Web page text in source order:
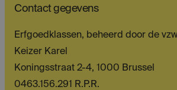
Contact gegevens
Erfgoedklassen, beheerd door de
Keizer Karel
Koningsstraat 2-4, 1000 Brussel
0463.156.291 R.P.R.